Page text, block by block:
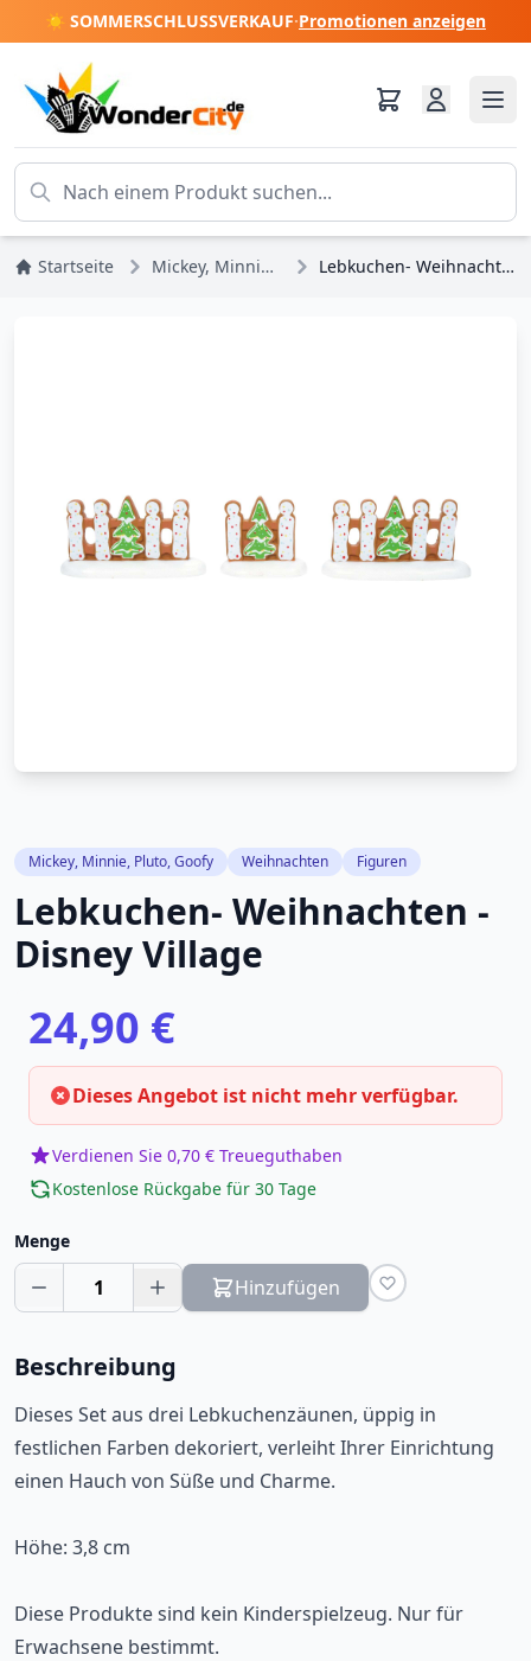
☀️ SOMMERSCHLUSSVERKAUF·Promotionen anzeigen
Startseite Mickey, Minnie, Pluto, Goofy Lebkuchen- Weihnachten - Disney Village
Mickey, Minnie, Pluto, Goofy Weihnachten Figuren
Lebkuchen- Weihnachten -
Disney Village
24,90 €
Dieses Angebot ist nicht mehr verfügbar.
Verdienen Sie 0,70 € Treueguthaben
Kostenlose Rückgabe für 30 Tage
Menge
1 Hinzufügen
Beschreibung
Dieses Set aus drei Lebkuchenzäunen, üppig in
festlichen Farben dekoriert, verleiht Ihrer Einrichtung
einen Hauch von Süße und Charme.
Höhe: 3,8 cm
Diese Produkte sind kein Kinderspielzeug. Nur für
Erwachsene bestimmt.